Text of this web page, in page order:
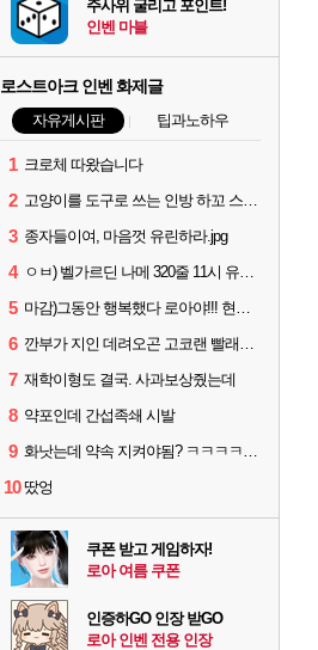
주사위 굴리고 포인트!
인벤 마블
로스트아크 인벤 화제글
자유게시판 팁과노하우
1 크로체 따왔습니다
2 고양이를 도구로 쓰는 인방 하꼬 스트리머 박제합니다.
3 종자들이여, 마음껏 유린하라.jpg
4 ㅇㅂ) 벨가르딘 나메 320줄 11시 유기 택틱 소개
5 마감)그동안 행복했다 로아야!!! 현생살러간다!!!
6 깐부가 지인 데려오곤 고코랜 빨래질 해놓고선 저격하네 ㅋㅋ
7 재학이형도 결국. 사과보상줬는데
8 약포인데 간섭족쇄 시발
9 화낫는데 약속 지켜야됨? ㅋㅋㅋㅋ 어이없네
10 땄엉
쿠폰 받고 게임하자!
로아 여름 쿠폰
인증하GO 인장 받GO
로아 인벤 전용 인장